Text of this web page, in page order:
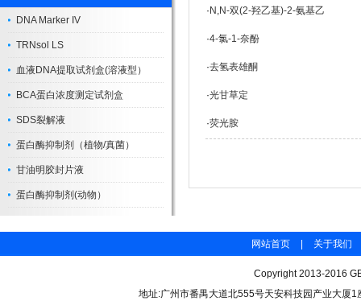
DNA Marker IV
TRNsol LS
血液DNA提取试剂盒(溶液型）
BCA蛋白浓度测定试剂盒
SDS裂解液
蛋白酶抑制剂（植物/真菌）
甘油明胶封片液
蛋白酶抑制剂(动物）
· N,N-双(2-羟乙基)-2-氨基乙
·4-氯-1-奈酚
·去氢表雄酮
·光甘草定
·荧光胺
网站首页 关于我们
Copyright 2013-2016
地址:广州市番禺大道北555号天安科技园产业大厦